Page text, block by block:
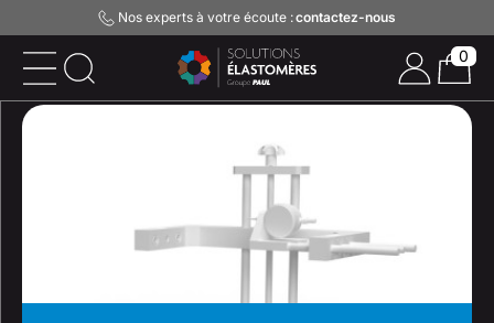
Nos experts à votre écoute :contactez-nous
0